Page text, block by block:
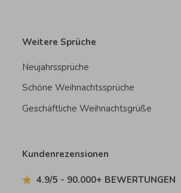
Weitere Sprüche
Neujahrssprüche
Schöne Weihnachtssprüche
Geschäftliche Weihnachtsgrüße
Kundenrezensionen
4.9/5 - 90.000+ BEWERTUNGEN